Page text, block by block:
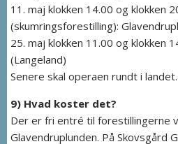
11. maj klokken 14.00 og klokken
(skumringsforestilling):
25. maj klokken 11.00 og klokken
(Langeland)
Senere skal operaen rundt i landet.
9) Hvad koster det?
Der er fri entré til forestillingerne
Glavendruplunden. På Skovsgård